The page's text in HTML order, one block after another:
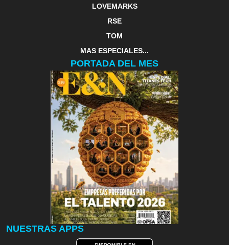
LOVEMARKS
RSE
TOM
MAS ESPECIALES...
PORTADA DEL MES
NUESTRAS APPS